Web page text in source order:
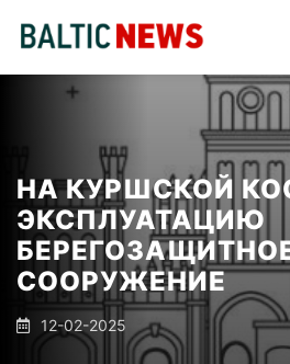
НА КУРШСКОЙ
ЭКСПЛУАТАЦИЮ
СООРУЖЕНИЕ
12-02-2025